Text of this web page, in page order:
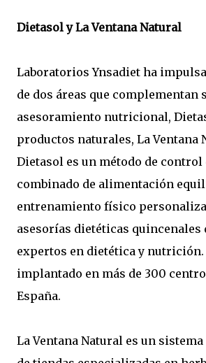
Dietasol y La Ventana Natural
Laboratorios Ynsadiet ha
de dos áreas que complementan
asesoramiento nutricional,
productos naturales, La Ventana
Dietasol es un método de control
combinado de alimentación
entrenamiento físico
asesorías dietéticas
expertos en dietética y nutrición.
implantado en más de 300
España.
La Ventana Natural es un